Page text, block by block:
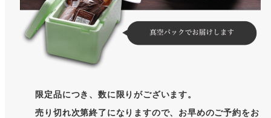
限定品につき、数に限りがございます。
売り切れ次第終了になりますので、お早めのご予約をお